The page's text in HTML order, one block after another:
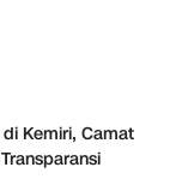
Kemiri, Camat